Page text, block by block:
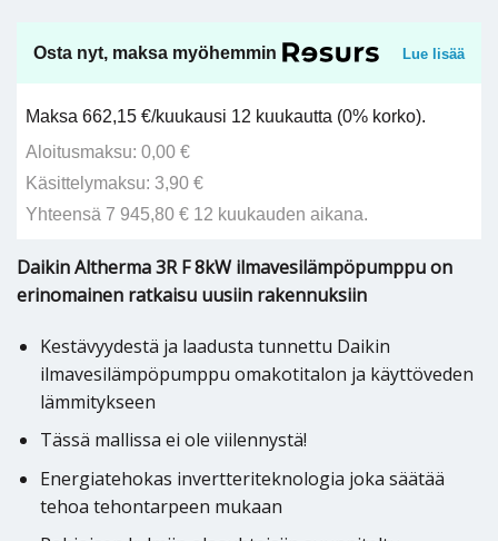
Osta nyt, maksa myöhemmin Lue lisää
Maksa 662,15 €/kuukausi 12 kuukautta (0% korko).
Aloitusmaksu: 0,00 €
Käsittelymaksu: 3,90 €
Yhteensä 7 945,80 € 12 kuukauden aikana.
Daikin Altherma 3R F 8kW ilmavesilämpöpumppu on
erinomainen ratkaisu uusiin rakennuksiin
Kestävyydestä ja laadusta tunnettu Daikin
ilmavesilämpöpumppu omakotitalon ja käyttöveden
lämmitykseen
Tässä mallissa ei ole viilennystä!
Energiatehokas invertteriteknologia joka säätää
tehoa tehontarpeen mukaan